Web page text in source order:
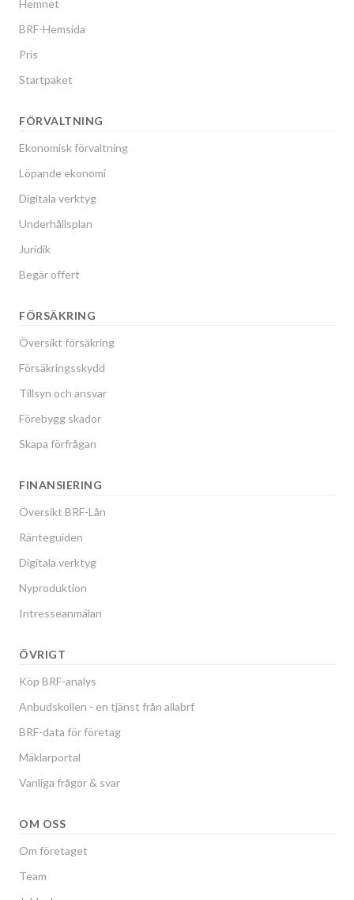
Hemnet
BRF-Hemsida
Pris
Startpaket
FÖRVALTNING
Ekonomisk förvaltning
Löpande ekonomi
Digitala verktyg
Underhållsplan
Juridik
Begär offert
FÖRSÄKRING
Översikt försäkring
Försäkringsskydd
Tillsyn och ansvar
Förebygg skador
Skapa förfrågan
FINANSIERING
Översikt BRF-Lån
Ränteguiden
Digitala verktyg
Nyproduktion
Intresseanmälan
ÖVRIGT
Köp BRF-analys
Anbudskollen - en tjänst från allabrf
BRF-data för företag
Mäklarportal
Vanliga frågor & svar
OM OSS
Om företaget
Team